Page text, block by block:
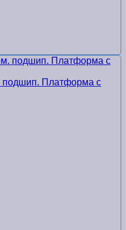
подшип. Платформа с